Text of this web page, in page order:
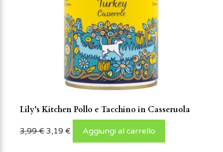
Lily’s Kitchen Pollo e Tacchino in Casseruola
3,99€ 3,19 € Aggiungi al carrello